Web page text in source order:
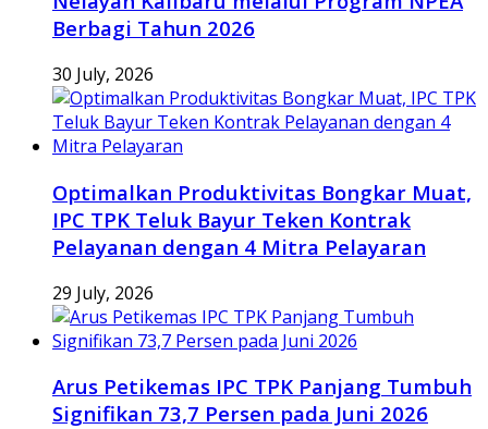
Berbagi Tahun 2026
30 July, 2026
Optimalkan Produktivitas Bongkar Muat,
IPC TPK Teluk Bayur Teken Kontrak
Pelayanan dengan 4 Mitra Pelayaran
29 July, 2026
Arus Petikemas IPC TPK Panjang Tumbuh
Signifikan 73,7 Persen pada Juni 2026